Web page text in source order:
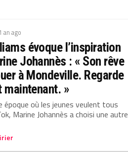
an ago
évoque l’inspiration
Johannès : « Son rêve
à Mondeville. Regarde
maintenant. »
époque où les jeunes veulent tous
Marine Johannès a choisi une autre